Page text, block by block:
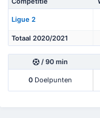
Ligue 2
Totaal 2020/2021
/ 90 min
0 Doelpunten